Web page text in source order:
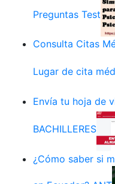
Preguntas Test
Consulta Citas
Lugar de cita
Envía tu hoja de
BACHILLERES
¿Cómo saber si